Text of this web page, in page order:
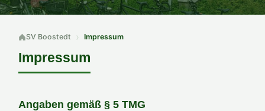
SV Boostedt Impressum
Impressum
Angaben gemäß § 5 TMG